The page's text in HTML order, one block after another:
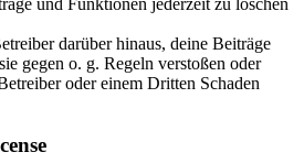
darüber hinaus, deine Beiträge
gegen o. g. Regeln verstoßen oder
oder einem Dritten Schaden